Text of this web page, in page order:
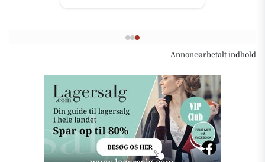
Annoncørbetalt indhold